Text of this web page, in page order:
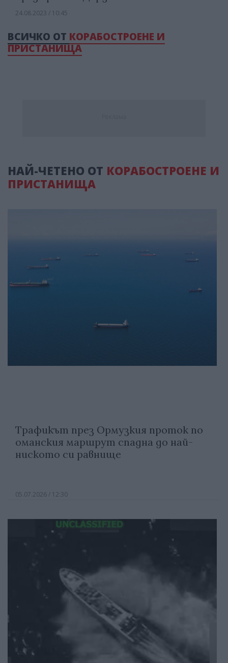
24.08.2023 / 10:45
ВСИЧКО ОТ КОРАБОСТРОЕНЕ И
ПРИСТАНИЩА
НАЙ-ЧЕТЕНО ОТ КОРАБОСТРОЕНЕ И
ПРИСТАНИЩА
Трафикът през Ормузкия проток по
оманския маршрут спадна до най-
ниското си равнище
05.07.2026 / 12:30